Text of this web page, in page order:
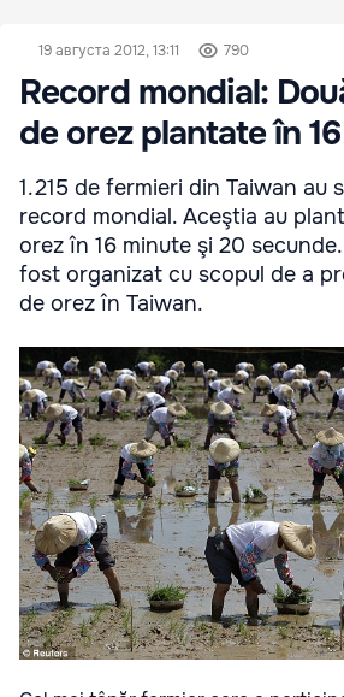
19 августа 2012, 13:11 790
Record mondial:
de orez plantate în
1.215 de fermieri din Taiwan au
record mondial. Aceştia au
orez în 16 minute şi 20
fost organizat cu scopul de a
de orez în Taiwan.